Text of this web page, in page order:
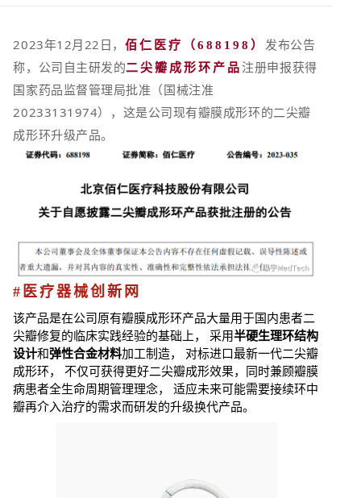
2023年12月22日，佰仁医疗（688198）
发布公告
称，公司自主研发的二尖瓣成形环产品注册申报获得
国家药品监督管理局批准（国械注准
20233131974），这是公司现有瓣膜成形环的二尖瓣
成形环升级产品。
#医疗器械创新网
该产品是在公司原有瓣膜成形环产品大量用于国内患者二
尖瓣修复的临床实践经验的基础上， 采用半硬生理环结构
设计和弹性合金材料加工制造， 对标进口最新一代二尖瓣
成形环， 不仅可获得更好二尖瓣成形效果， 同时兼顾瓣膜
病患者全生命周期管理理念， 适应未来可能需要接续环中
瓣再介入治疗的需求而研发的升级换代产品。